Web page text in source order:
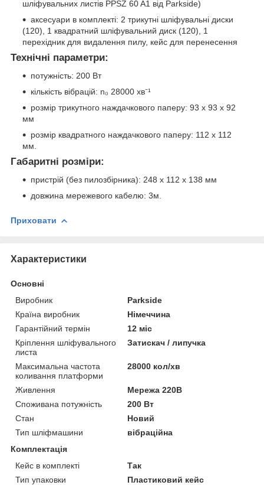
шліфувальних листів PPSZ 60 A1 від Parkside)
аксесуари в комплекті: 2 трикутні шліфувальні диски
(120), 1 квадратний шліфувальний диск (120), 1
перехідник для видалення пилу, кейс для перенесення
Технічні параметри:
потужність: 200 Вт
кількість вібрацій: n₀ 28000 хв⁻¹
розмір трикутного наждачкового паперу: 93 х 93 х 92
мм
розмір квадратного наждачкового паперу: 112 х 112
мм.
Габаритні розміри:
пристрій (без пилозбірника): 248 x 112 x 138 мм
довжина мережевого кабелю: 3м.
Приховати
Характеристики
Основні
Виробник
Parkside
Країна виробник
Німеччина
Гарантійний термін
12 міс
Кріплення шліфувального
листа
Затискач / липучка
Максимальна частота
коливання платформи
28000 кол/хв
Живлення
Мережа 220В
Споживана потужність
200 Вт
Стан
Новий
Тип шліфмашини
вібраційна
Комплектація
Кейс в комплекті
Так
Тип упаковки
Пластиковий кейс